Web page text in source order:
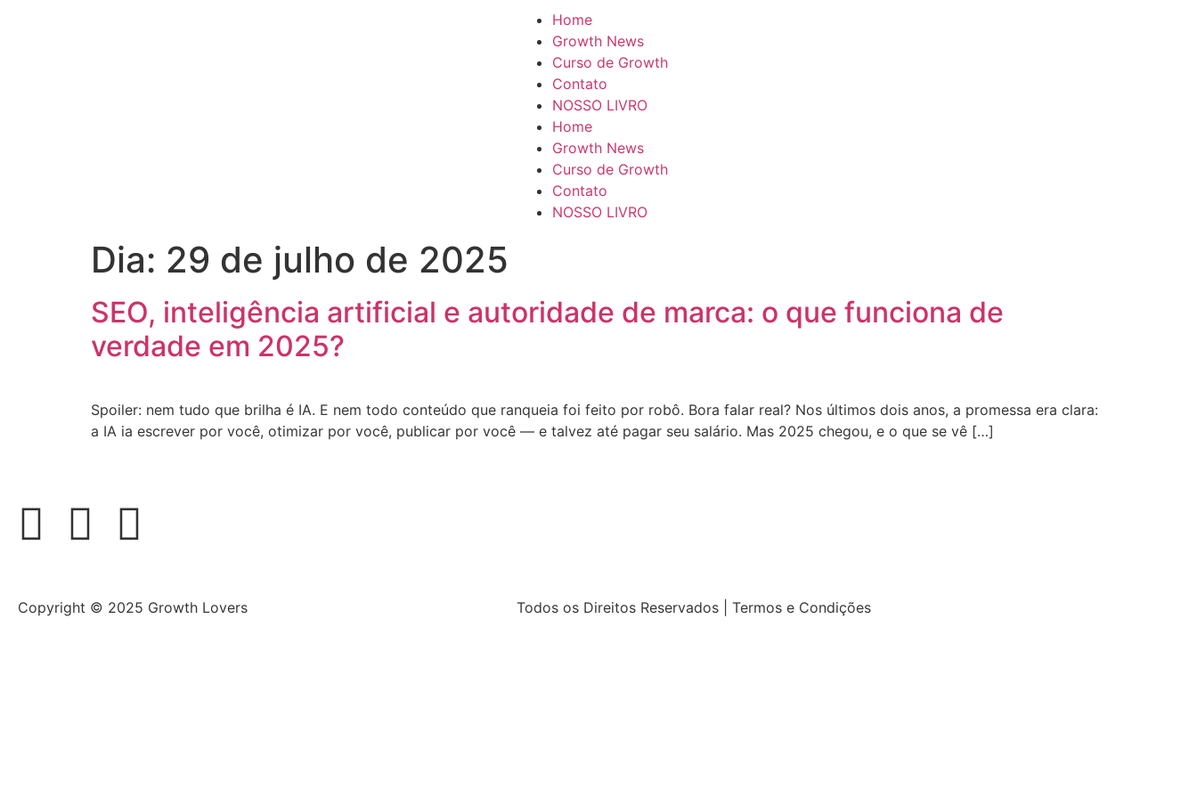
Home
Growth News
Curso de Growth
Contato
NOSSO LIVRO
Home
Growth News
Curso de Growth
Contato
NOSSO LIVRO
Dia: 29 de julho de 2025
SEO, inteligência artificial e autoridade de marca: o que funciona de
verdade em 2025?
Spoiler: nem tudo que brilha é IA. E nem todo conteúdo que ranqueia foi feito por robô. Bora falar real? Nos últimos dois anos, a promessa era clara:
a IA ia escrever por você, otimizar por você, publicar por você — e talvez até pagar seu salário. Mas 2025 chegou, e o que se vê […]
Copyright © 2025 Growth Lovers Todos os Direitos Reservados | Termos e Condições